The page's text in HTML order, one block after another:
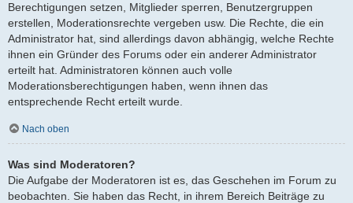
Berechtigungen setzen, Mitglieder sperren, Benutzergruppen
erstellen, Moderationsrechte vergeben usw. Die Rechte, die ein
Administrator hat, sind allerdings davon abhängig, welche Rechte
ihnen ein Gründer des Forums oder ein anderer Administrator
erteilt hat. Administratoren können auch volle
Moderationsberechtigungen haben, wenn ihnen das
entsprechende Recht erteilt wurde.
Nach oben
Was sind Moderatoren?
Die Aufgabe der Moderatoren ist es, das Geschehen im Forum zu
beobachten. Sie haben das Recht, in ihrem Bereich Beiträge zu